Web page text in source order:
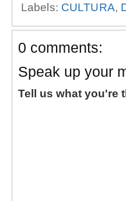
Labels: CULTURA,
0 comments:
Speak up your
Tell us what you're